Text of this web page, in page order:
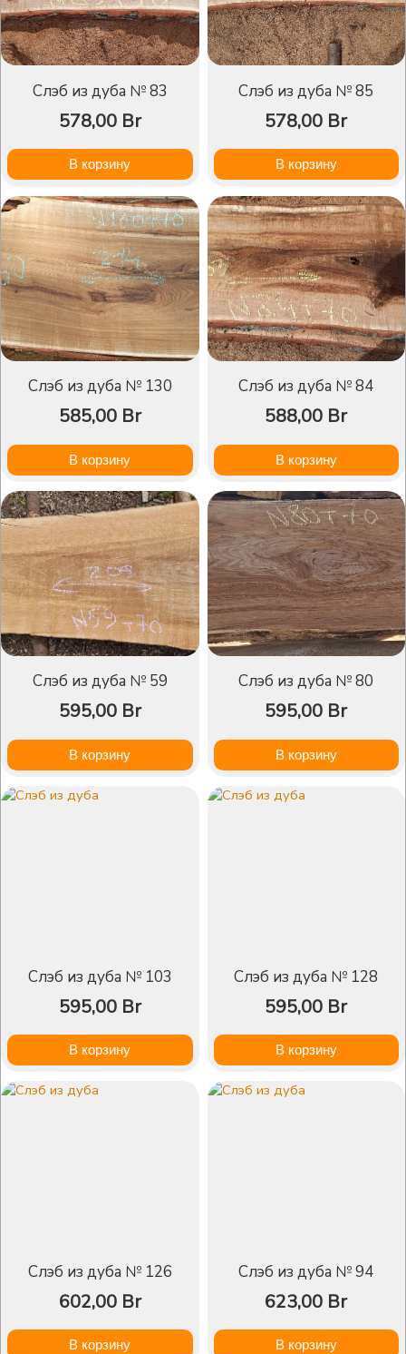
Слэб из дуба № 83
578,00 Br
В корзину
Слэб из дуба № 85
578,00 Br
В корзину
Слэб из дуба № 130
585,00 Br
В корзину
Слэб из дуба № 84
588,00 Br
В корзину
Слэб из дуба № 59
595,00 Br
В корзину
Слэб из дуба № 80
595,00 Br
В корзину
Слэб из дуба № 103
595,00 Br
В корзину
Слэб из дуба № 128
595,00 Br
В корзину
Слэб из дуба № 126
602,00 Br
В корзину
Слэб из дуба № 94
623,00 Br
В корзину